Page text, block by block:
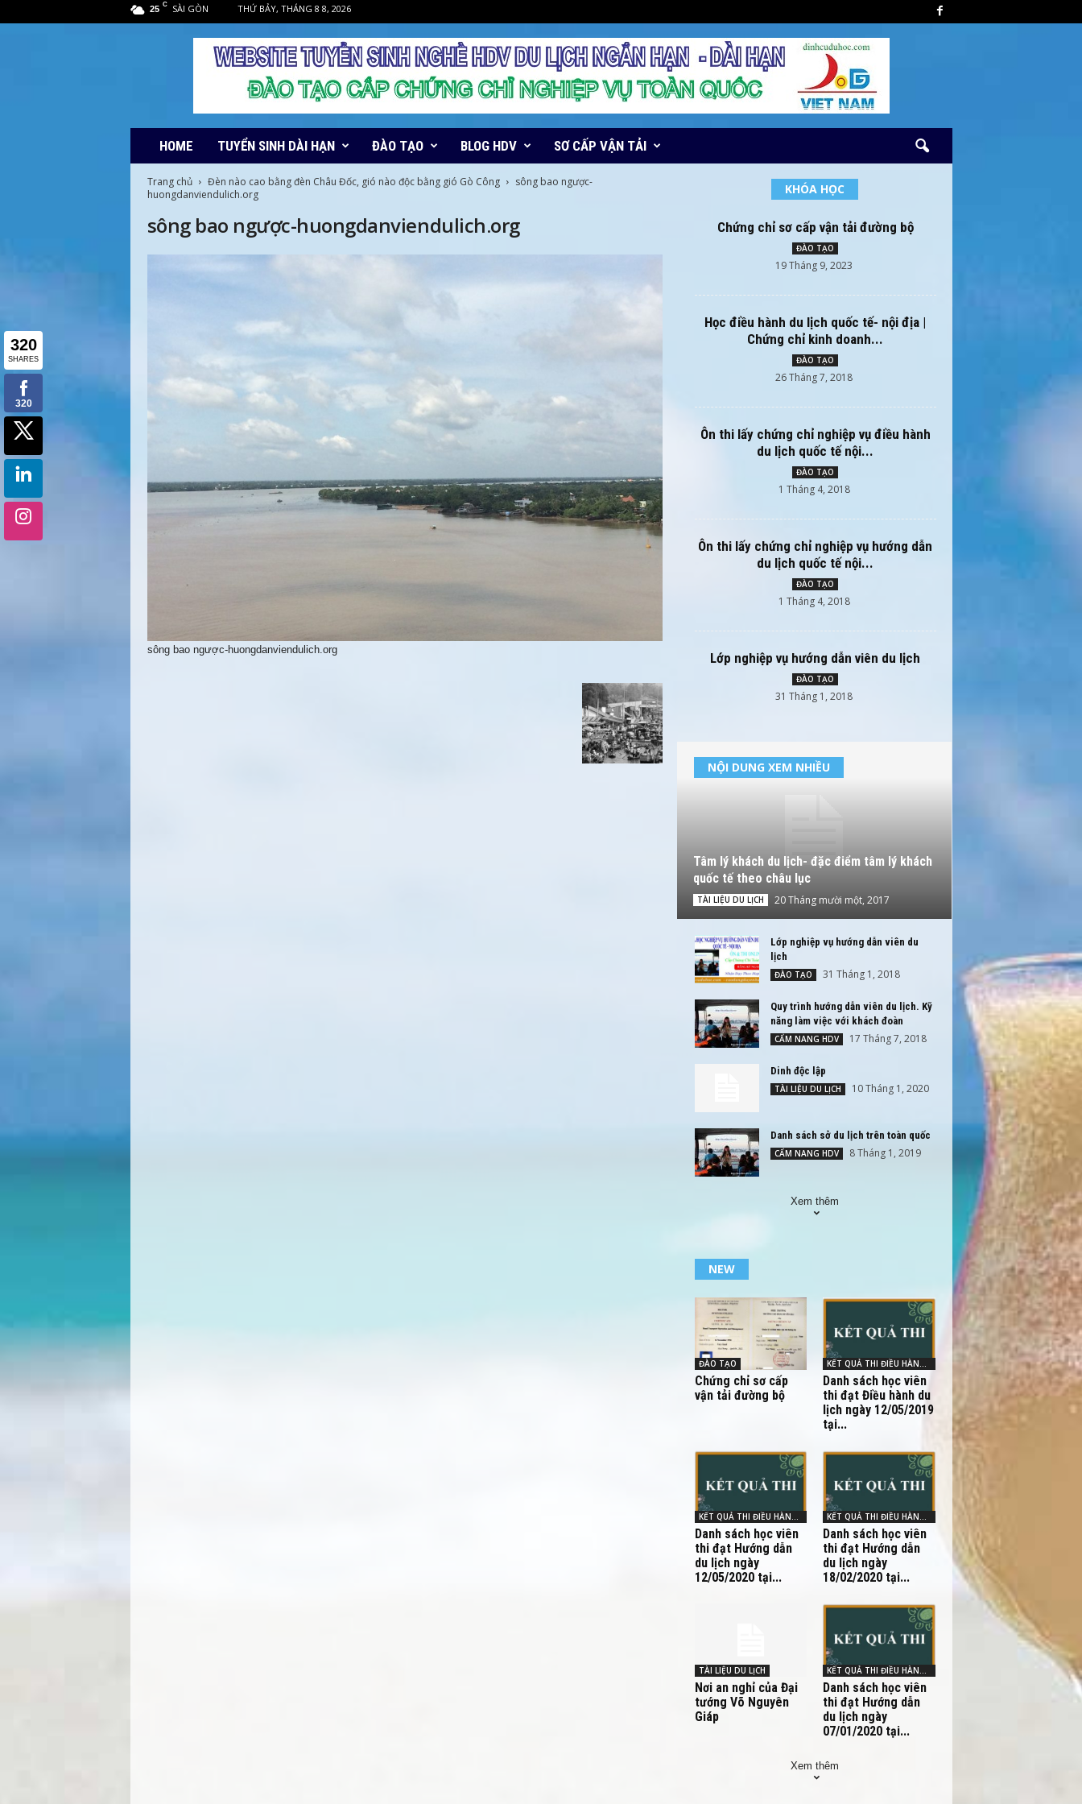
25 C SÀI GÒN THỨ BẢY, THÁNG 8 8, 2026
HOME TUYỂN SINH DÀI HẠN ĐÀO TẠO BLOG HDV SƠ CẤP VẬN TẢI
Trang chủ Đèn nào cao bằng đèn Châu Đốc, gió nào độc bằng gió Gò Công
sông bao ngược-
huongdanviendulich.org
sông bao ngược-huongdanviendulich.org
sông bao ngược-huongdanviendulich.org
KHÓA HỌC
Chứng chỉ sơ cấp vận tải đường bộ
ĐÀO TẠO
19 Tháng 9, 2023
Học điều hành du lịch quốc tế- nội địa |
Chứng chỉ kinh doanh...
ĐÀO TẠO
26 Tháng 7, 2018
Ôn thi lấy chứng chỉ nghiệp vụ điều hành
du lịch quốc tế nội...
ĐÀO TẠO
1 Tháng 4, 2018
Ôn thi lấy chứng chỉ nghiệp vụ hướng dẫn
du lịch quốc tế nội...
ĐÀO TẠO
1 Tháng 4, 2018
Lớp nghiệp vụ hướng dẫn viên du lịch
ĐÀO TẠO
31 Tháng 1, 2018
NỘI DUNG XEM NHIỀU
Tâm lý khách du lịch- đặc điểm tâm lý khách
quốc tế theo châu lục
TÀI LIỆU DU LỊCH 20 Tháng mười một, 2017
Lớp nghiệp vụ hướng dẫn viên du
lịch
ĐÀO TẠO 31 Tháng 1, 2018
Quy trình hướng dẫn viên du lịch. Kỹ
năng làm việc với khách đoàn
CẨM NANG HDV 17 Tháng 7, 2018
Dinh độc lập
TÀI LIỆU DU LỊCH 10 Tháng 1, 2020
Danh sách sở du lịch trên toàn quốc
CẨM NANG HDV 8 Tháng 1, 2019
Xem thêm
NEW
ĐÀO TẠO
Chứng chỉ sơ cấp
vận tải đường bộ
KẾT QUẢ THI ĐIỀU HÀNH - HDV
Danh sách học viên
thi đạt Điều hành du
lịch ngày 12/05/2019
tại...
KẾT QUẢ THI ĐIỀU HÀNH - HDV
Danh sách học viên
thi đạt Hướng dẫn
du lịch ngày
12/05/2020 tại...
KẾT QUẢ THI ĐIỀU HÀNH - HDV
Danh sách học viên
thi đạt Hướng dẫn
du lịch ngày
18/02/2020 tại...
TÀI LIỆU DU LỊCH
Nơi an nghỉ của Đại
tướng Võ Nguyên
Giáp
Danh sách học viên
thi đạt Hướng dẫn
du lịch ngày
07/01/2020 tại...
Xem thêm